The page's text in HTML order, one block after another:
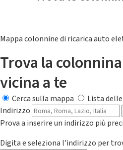
Mappa colonnine di ricarica auto
Trova la
vicina a te
Cerca sulla mappa
Lista
Indirizzo
Prova a inserire un indirizzo più
Digita e seleziona l'indirizzo per